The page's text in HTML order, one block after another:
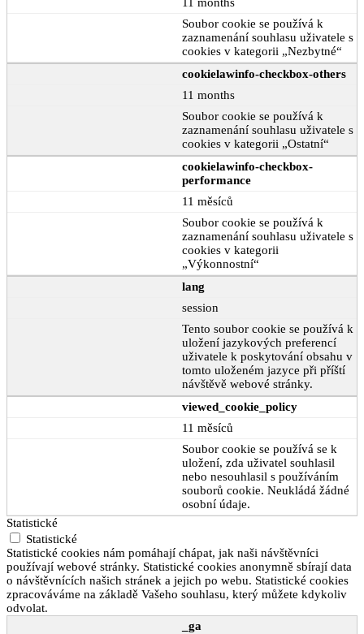
Soubor cookie se používá k
zaznamenání souhlasu uživatele s
cookies v kategorii „Nezbytné“
cookielawinfo-checkbox-others
11 months
Soubor cookie se používá k
zaznamenání souhlasu uživatele s
cookies v kategorii „Ostatní“
cookielawinfo-checkbox-
performance
11 měsíců
Soubor cookie se používá k
zaznamenání souhlasu uživatele s
cookies v kategorii
„Výkonnostní“
lang
session
Tento soubor cookie se používá k
uložení jazykových preferencí
uživatele k poskytování obsahu v
tomto uloženém jazyce při příští
návštěvě webové stránky.
viewed_cookie_policy
11 měsíců
Soubor cookie se používá se k
uložení, zda uživatel souhlasil
nebo nesouhlasil s používáním
souborů cookie. Neukládá žádné
osobní údaje.
Statistické
Statistické
Statistické cookies nám pomáhají chápat, jak naši návštěvníci
používají webové stránky. Statistické cookies anonymně sbírají data
o návštěvnících našich stránek a jejich po webu. Statistické cookies
zpracováváme na základě Vašeho souhlasu, který můžete kdykoliv
odvolat.
_ga